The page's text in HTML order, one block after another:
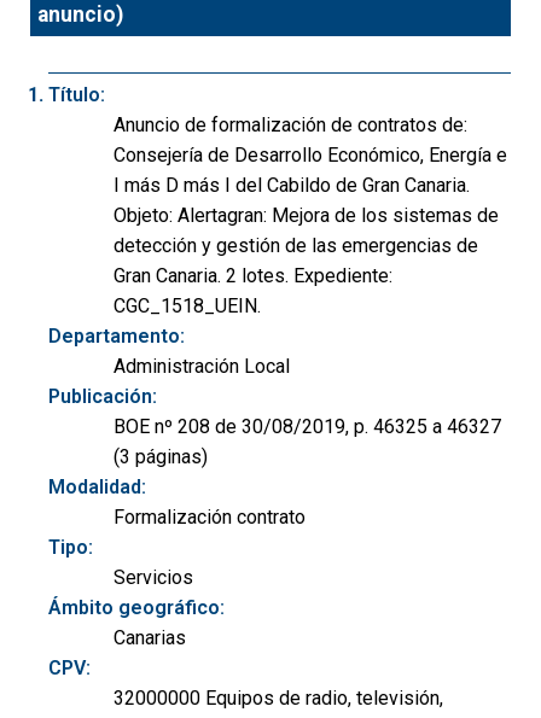
anuncio)
Título:
Anuncio de formalización de contratos de:
Consejería de Desarrollo Económico, Energía e
I más D más I del Cabildo de Gran Canaria.
Objeto: Alertagran: Mejora de los sistemas de
detección y gestión de las emergencias de
Gran Canaria. 2 lotes. Expediente:
CGC_1518_UEIN.
Departamento:
Administración Local
Publicación:
BOE nº 208 de 30/08/2019, p. 46325 a 46327
(3 páginas)
Modalidad:
Formalización contrato
Tipo:
Servicios
Ámbito geográfico:
Canarias
CPV:
32000000 Equipos de radio, televisión,